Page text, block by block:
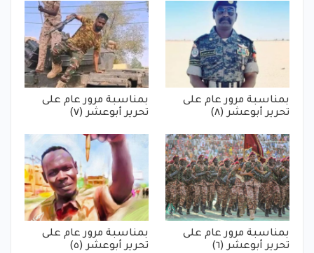
بمناسبة مرور عام على
تحرير أبوعشر (٨)
بمناسبة مرور عام على
تحرير أبوعشر (٧)
بمناسبة مرور عام على
تحرير أبوعشر (٦)
بمناسبة مرور عام على
تحرير أبوعشر (٥)